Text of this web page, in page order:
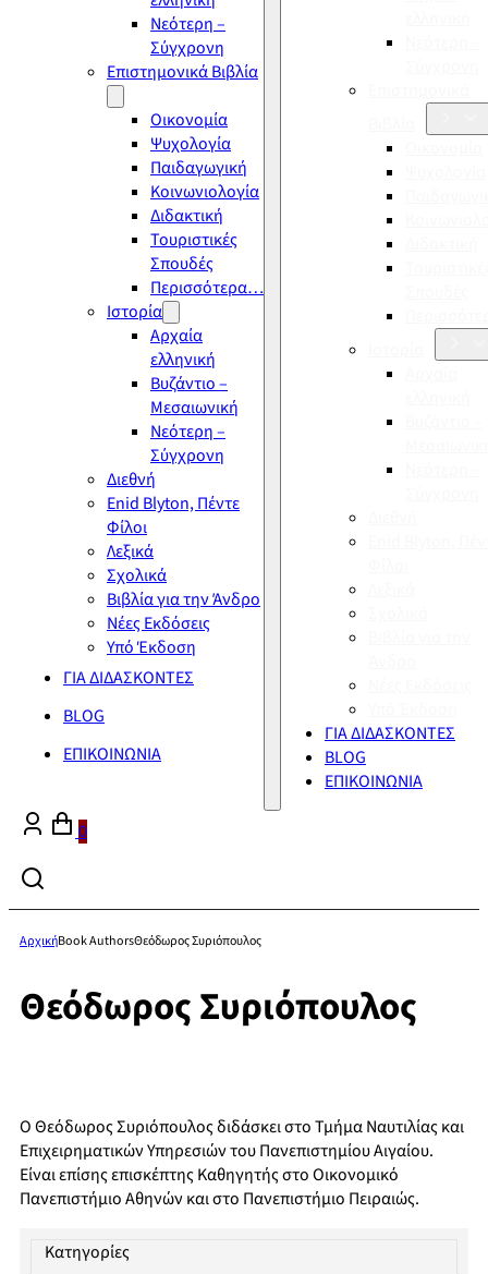
Νεότερη –
Σύγχρονη
Επιστημονικά Βιβλία
Οικονομία
Ψυχολογία
Παιδαγωγική
Κοινωνιολογία
Διδακτική
Τουριστικές
Σπουδές
Περισσότερα…
Ιστορία
Αρχαία
ελληνική
Βυζάντιο –
Μεσαιωνική
Νεότερη –
Σύγχρονη
Διεθνή
Enid Blyton, Πέντε
Φίλοι
Λεξικά
Σχολικά
Βιβλία για την Άνδρο
Νέες Εκδόσεις
Υπό Έκδοση
ΓΙΑ ΔΙΔΑΣΚΟΝΤΕΣ
BLOG
ΕΠΙΚΟΙΝΩΝΙΑ
ΓΙΑ ΔΙΔΑΣΚΟΝΤΕΣ
BLOG
ΕΠΙΚΟΙΝΩΝΙΑ
0
ΑρχικήBook AuthorsΘεόδωρος Συριόπουλος
Θεόδωρος Συριόπουλος
Ο Θεόδωρος Συριόπουλος διδάσκει στο Τμήμα Ναυτιλίας και
Επιχειρηματικών Υπηρεσιών του Πανεπιστημίου Αιγαίου.
Είναι επίσης επισκέπτης Καθηγητής στο Οικονομικό
Πανεπιστήμιο Αθηνών και στο Πανεπιστήμιο Πειραιώς.
Κατηγορίες